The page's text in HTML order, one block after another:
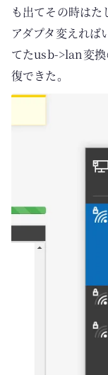
も出てその時はた
アダプタ変えれば
てたusb->lan変換
復できた。